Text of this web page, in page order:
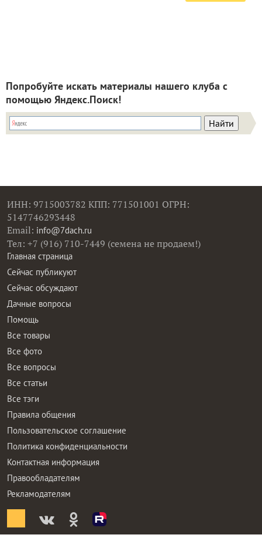
Попробуйте искать материалы нашего клуба с
помощью Яндекс.Поиск!
ИНН: 9715003782 КПП: 771501001 ОГРН:
5147746293448
Email: info@7dach.ru
Тел: +7 (916) 710-7449 (семена не продаем!)
Главная страница
Сейчас публикуют
Сейчас обсуждают
Дачные вопросы
Помощь
Все товары
Все фото
Все вопросы
Все статьи
Все тэги
Правила общения
Пользовательское соглашение
Политика конфиденциальности
Контактная информация
Правообладателям
Рекламодателям